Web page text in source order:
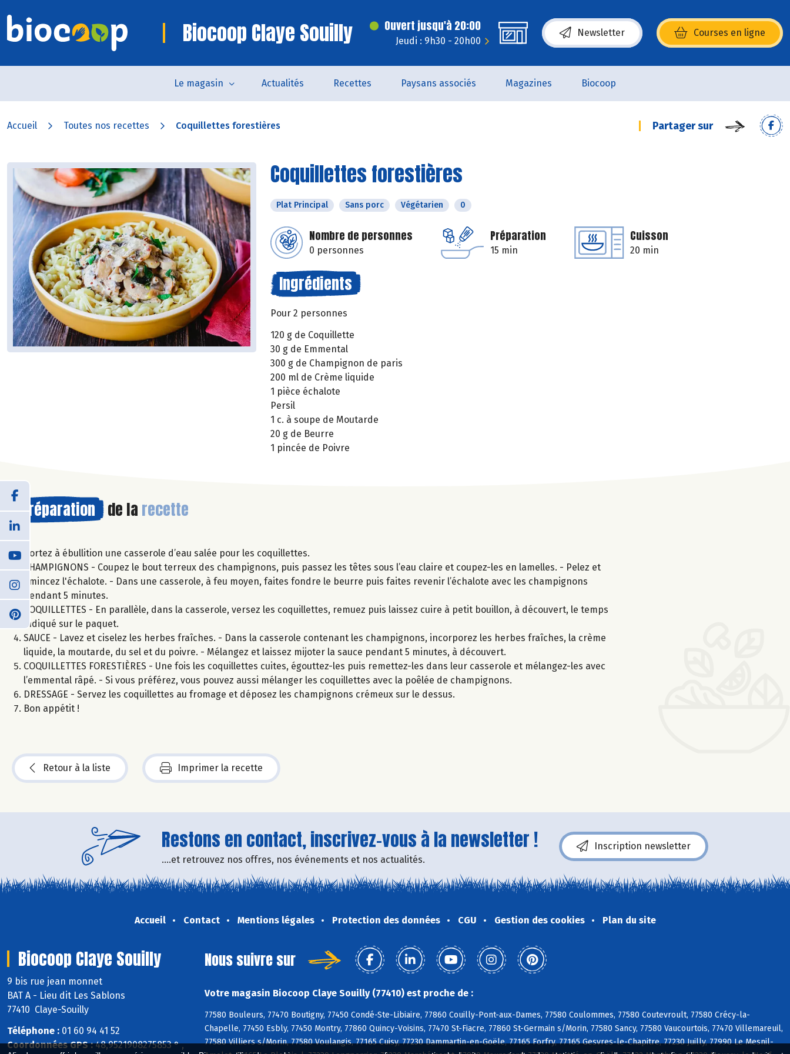
Biocoop Claye Souilly Ouvert jusqu'à 20:00
Jeudi : 9h30 - 20h00
Newsletter Courses en ligne
(s’ouvre dans une nouvelle fenêtre)
Le magasin Actualités Recettes Paysans associés Magazines Biocoop
Accueil Toutes nos recettes Coquillettes forestières Partager sur
Coquillettes forestières
Plat Principal Sans porc Végétarien 0
Nombre de personnes
0 personnes
Préparation
15 min
Cuisson
20 min
Ingrédients
Pour 2 personnes
120 g de Coquillette
30 g de Emmental
300 g de Champignon de paris
200 ml de Crème liquide
1 pièce échalote
Persil
1 c. à soupe de Moutarde
20 g de Beurre
1 pincée de Poivre
Préparation de la recette
Portez à ébullition une casserole d’eau salée pour les coquillettes.
CHAMPIGNONS - Coupez le bout terreux des champignons, puis passez les têtes sous l’eau claire et coupez-les en lamelles. - Pelez et
émincez l'échalote. - Dans une casserole, à feu moyen, faites fondre le beurre puis faites revenir l’échalote avec les champignons
pendant 5 minutes.
COQUILLETTES - En parallèle, dans la casserole, versez les coquillettes, remuez puis laissez cuire à petit bouillon, à découvert, le temps
indiqué sur le paquet.
SAUCE - Lavez et ciselez les herbes fraîches. - Dans la casserole contenant les champignons, incorporez les herbes fraîches, la crème
liquide, la moutarde, du sel et du poivre. - Mélangez et laissez mijoter la sauce pendant 5 minutes, à découvert.
COQUILLETTES FORESTIÈRES - Une fois les coquillettes cuites, égouttez-les puis remettez-les dans leur casserole et mélangez-les avec
l’emmental râpé. - Si vous préférez, vous pouvez aussi mélanger les coquillettes avec la poêlée de champignons.
DRESSAGE - Servez les coquillettes au fromage et déposez les champignons crémeux sur le dessus.
Bon appétit !
Retour à la liste Imprimer la recette
Restons en contact, inscrivez-vous à la newsletter !
....et retrouvez nos offres, nos événements et nos actualités.
Inscription newsletter
Accueil Contact Mentions légales Protection des données CGU Gestion des cookies Plan du site
Biocoop Claye Souilly
9 bis rue jean monnet
BAT A - Lieu dit Les Sablons
77410 Claye-Souilly
Téléphone : 01 60 94 41 52
Coordonnées GPS :48,9521908275853 ° ,
Nous suivre sur
Votre magasin Biocoop Claye Souilly (77410) est proche de :
77580 Bouleurs, 77470 Boutigny, 77450 Condé-Ste-Libiaire, 77860 Couilly-Pont-aux-Dames, 77580 Coulommes, 77580 Coutevroult, 77580 Crécy-la-
Chapelle, 77450 Esbly, 77450 Montry, 77860 Quincy-Voisins, 77470 St-Fiacre, 77860 St-Germain s/Morin, 77580 Sancy, 77580 Vaucourtois, 77470 Villemareuil,
77580 Villiers s/Morin, 77580 Voulangis, 77165 Cuisy, 77230 Dammartin-en-Goële, 77165 Forfry, 77165 Gesvres-le-Chapitre, 77230 Juilly, 77990 Le Mesnil-